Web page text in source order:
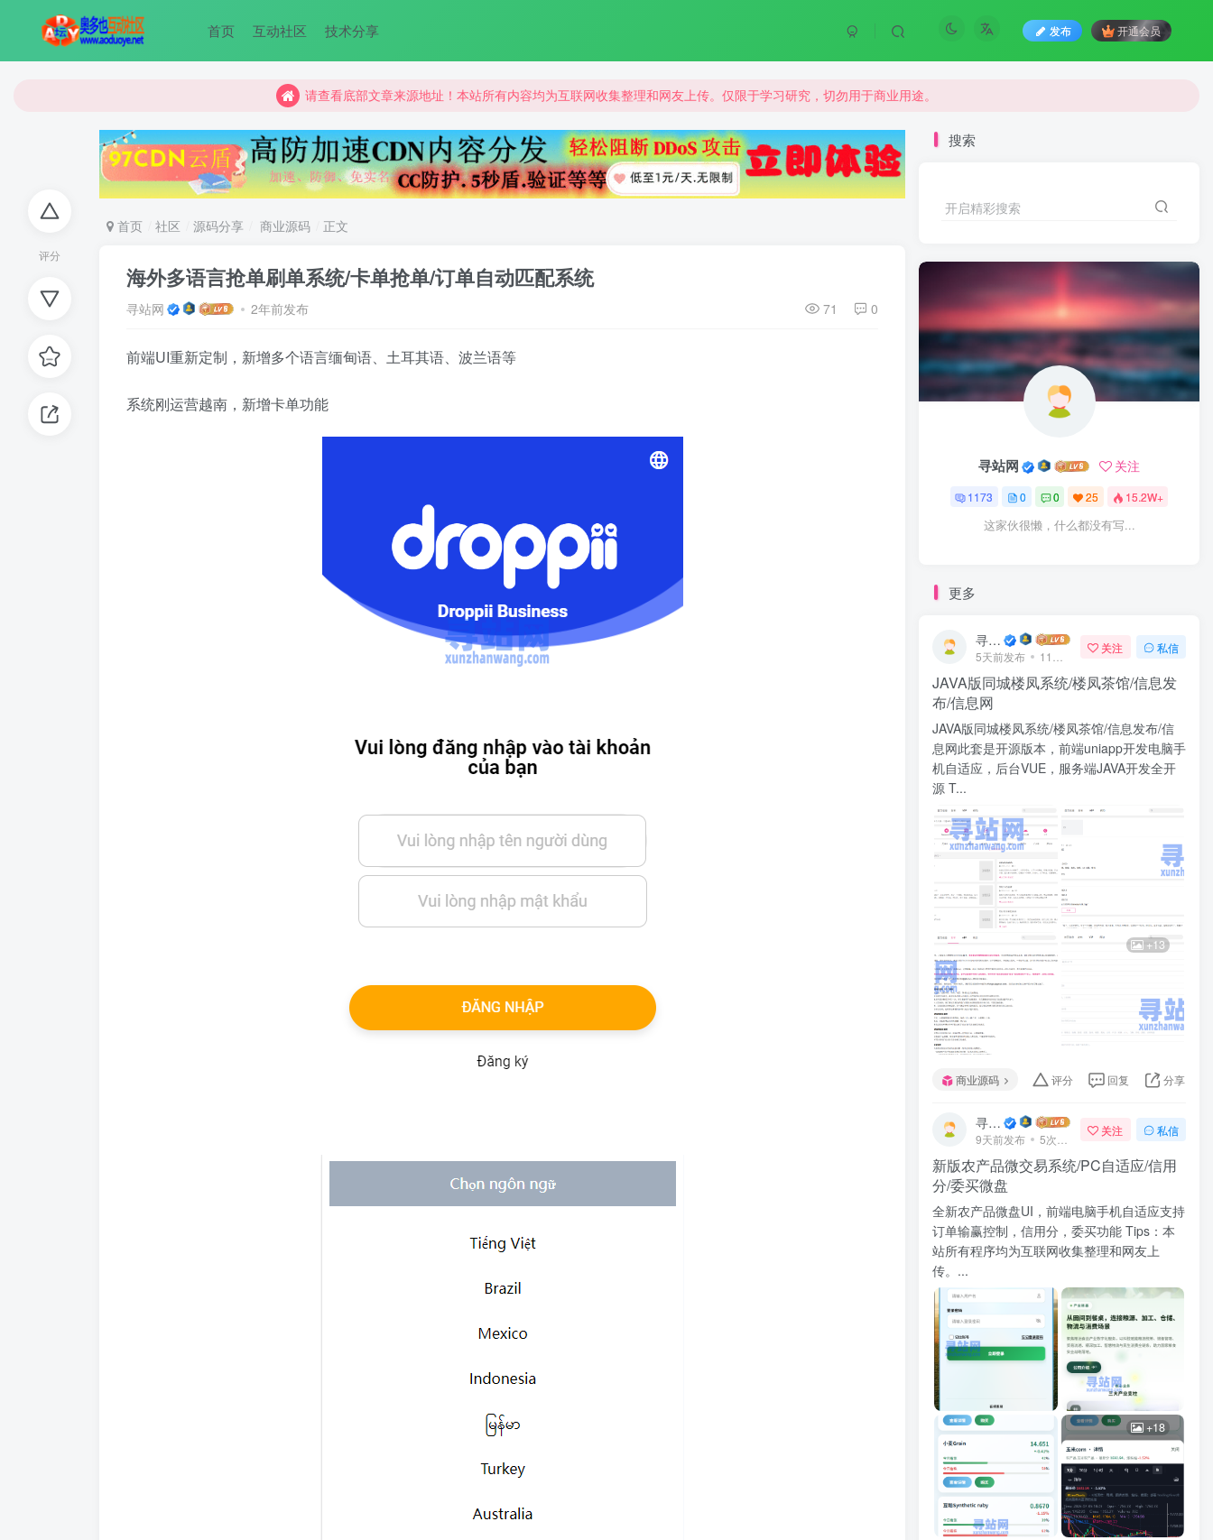
首页 互动社区 技术分享 发布 开通会员
请查看底部文章来源地址！本站所有内容均为互联网收集整理和网友上传。仅限于学习研究，切勿用于商业用途。
请查看底部文章来源地址！本站所有内容均为互联网收集整理和网友上传。仅限于学习研究，切勿用于商业用途。
请查看底部文章来源地址！本站所有内容均为互联网收集整理和网友上传。仅限于学习研究，切勿用于商业用途。
评分
首页 社区 源码分享 商业源码 正文
海外多语言抢单刷单系统/卡单抢单/订单自动匹配系统
寻站网 2年前发布 71 0
前端UI重新定制，新增多个语言缅甸语、土耳其语、波兰语等
系统刚运营越南，新增卡单功能
搜索
开启精彩搜索
寻站网 关注
1173 0 0 25 15.2W+
这家伙很懒，什么都没有写...
更多
寻站网
5天前发布 11次阅读
关注 私信
JAVA版同城楼凤系统/楼凤茶馆/信息发
布/信息网
JAVA版同城楼凤系统/楼凤茶馆/信息发布/信
息网此套是开源版本，前端uniapp开发电脑手
机自适应，后台VUE，服务端JAVA开发全开
源 T...
+13
商业源码 评分 回复 分享
寻站网
9天前发布 5次阅读
关注 私信
新版农产品微交易系统/PC自适应/信用
分/委买微盘
全新农产品微盘UI，前端电脑手机自适应支持
订单输赢控制，信用分，委买功能 Tips：本
站所有程序均为互联网收集整理和网友上
传。...
+18